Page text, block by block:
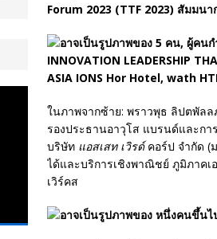
Forum 2023 (TTF 2023) สัมมนา
ในภาพจากซ้าย: พราวพุธ ลิปตพัลล
รองประธานอาวุโส แบรนด์และก
บริษัท แอสเสท เวิรด์คอร์ป จำกัด (
ได้และบริการเชิงพาณิชย์ ภูมิภาค
เวิร์คส